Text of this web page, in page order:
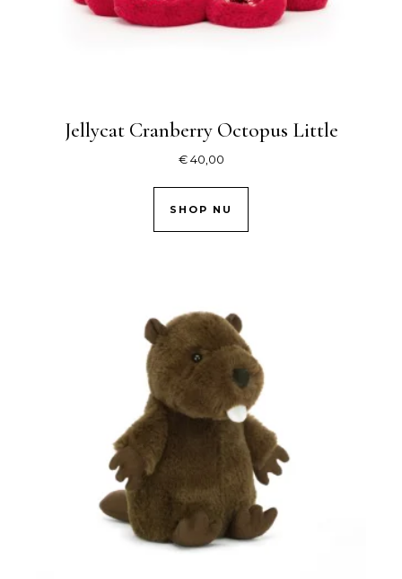
Jellycat Cranberry Octopus Little
€40,00
SHOP NU